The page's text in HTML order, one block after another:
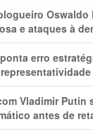
Oswaldo
e ataques à
erro
Vladimir Putin
antes de